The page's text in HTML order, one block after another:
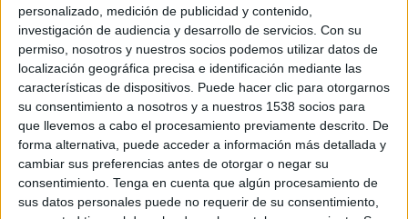
personalizado, medición de publicidad y contenido,
investigación de audiencia y desarrollo de servicios. Con su
permiso, nosotros y nuestros socios podemos utilizar datos de
localización geográfica precisa e identificación mediante las
características de dispositivos. Puede hacer clic para otorgarnos
su consentimiento a nosotros y a nuestros 1538 socios para
que llevemos a cabo el procesamiento previamente descrito. De
forma alternativa, puede acceder a información más detallada y
cambiar sus preferencias antes de otorgar o negar su
consentimiento. Tenga en cuenta que algún procesamiento de
sus datos personales puede no requerir de su consentimiento,
“enguany comptem amb la col·laboració de les
AFAs, associacions de veïns i veïnes de Banyoles
i l’entitat T Tela”.
El gran gruix d’activitats arribarà la setmana
vinent, primer amb una taula rodona titulada
'El bus a debat' que es farà el dimecres 18 a 2/4
de 7 de la tarda al Museu Darder de Banyoles